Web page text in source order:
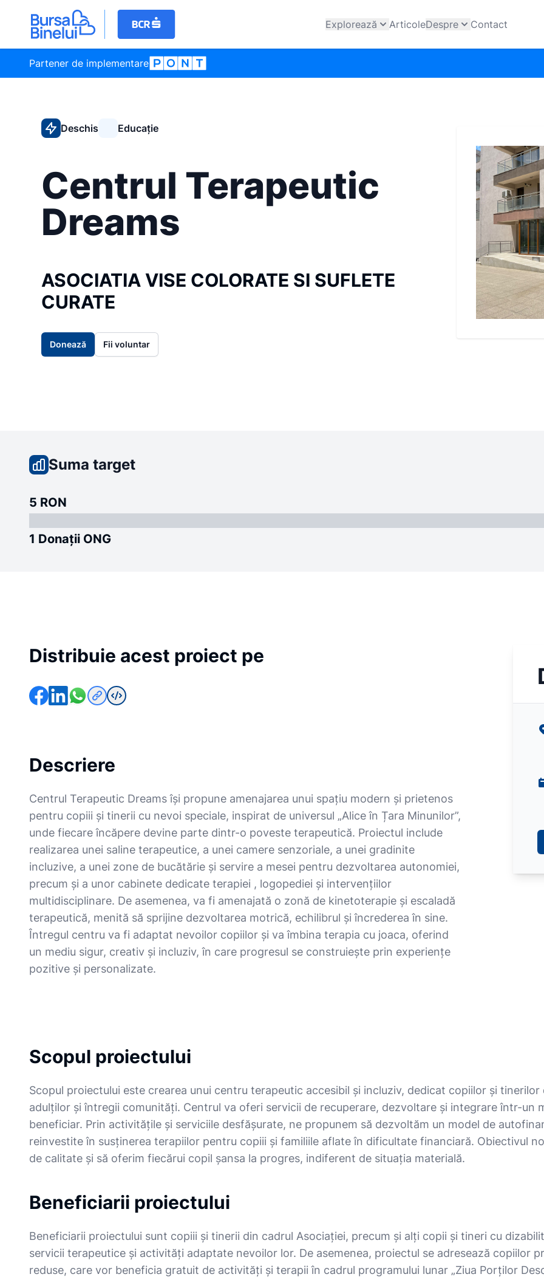
Explorează ArticoleDespre Contact
Partener de implementare
Deschis Educație
Centrul Terapeutic
Dreams
ASOCIATIA VISE COLORATE SI SUFLETE
CURATE
Donează Fii voluntar
Suma target
5 RON
1 Donații ONG
Distribuie acest proiect pe
Descriere
Centrul Terapeutic Dreams își propune amenajarea unui spațiu modern și prietenos
pentru copiii și tinerii cu nevoi speciale, inspirat de universul „Alice în Țara Minunilor”,
unde fiecare încăpere devine parte dintr-o poveste terapeutică. Proiectul include
realizarea unei saline terapeutice, a unei camere senzoriale, a unei gradinite
incluzive, a unei zone de bucătărie și servire a mesei pentru dezvoltarea autonomiei,
precum și a unor cabinete dedicate terapiei , logopediei și intervențiilor
multidisciplinare. De asemenea, va fi amenajată o zonă de kinetoterapie și escaladă
terapeutică, menită să sprijine dezvoltarea motrică, echilibrul și încrederea în sine.
Întregul centru va fi adaptat nevoilor copiilor și va îmbina terapia cu joaca, oferind
un mediu sigur, creativ și incluziv, în care progresul se construiește prin experiențe
pozitive și personalizate.
Scopul proiectului
Scopul proiectului este crearea unui centru terapeutic accesibil și incluziv, dedicat copiilor și
adulților și întregii comunități. Centrul va oferi servicii de recuperare, dezvoltare și integrare într-un
beneficiar. Prin activitățile și serviciile desfășurate, ne propunem să dezvoltăm un model de
reinvestite în susținerea terapiilor pentru copiii și familiile aflate în dificultate financiară. Obiectivul
de calitate și să oferim fiecărui copil șansa la progres, indiferent de situația materială.
Beneficiarii proiectului
Beneficiarii proiectului sunt copiii și tinerii din cadrul Asociației, precum și alți copii și tineri cu
servicii terapeutice și activități adaptate nevoilor lor. De asemenea, proiectul se adresează copiilor
reduse, care vor beneficia gratuit de activități și terapii în cadrul programului lunar „Ziua Porților